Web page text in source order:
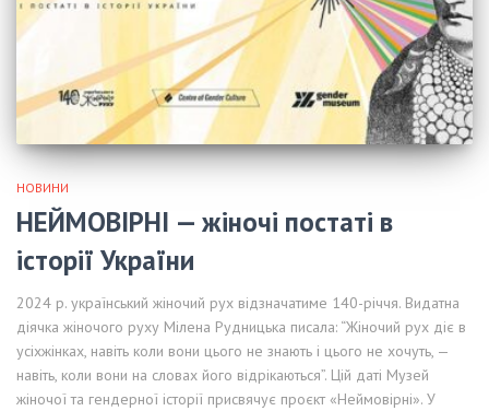
НОВИНИ
НЕЙМОВІРНІ — жіночі постаті в
історії України
2024 р. український жіночий рух відзначатиме 140-річчя. Видатна
діячка жіночого руху Мілена Рудницька писала: “Жіночий рух діє в
усіхжінках, навіть коли вони цього не знають і цього не хочуть, —
навіть, коли вони на словах його відрікаються”. Цій даті Музей
жіночої та гендерної історії присвячує проєкт «Неймовірні». У